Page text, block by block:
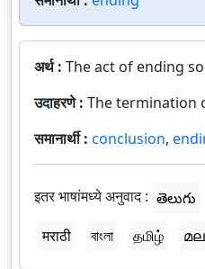
अर्थ : The act of ending
उदाहरणे : The termination
समानार्थी : conclusion,
इतर भाषांमध्ये अनुवाद : తెలుగు
मराठी
বাংলা தமிழ்